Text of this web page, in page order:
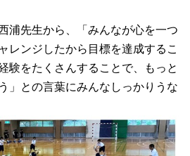
浦先生から、「みんなが心を一つ
レンジしたから目標を達成するこ
験をたくさんすることで、もっと
」との言葉にみんなしっかりうな